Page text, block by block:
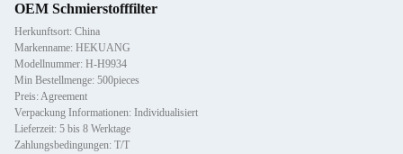
OEM Schmierstofffilter
Herkunftsort: China
Markenname: HEKUANG
Modellnummer: H-H9934
Min Bestellmenge: 500pieces
Preis: Agreement
Verpackung Informationen: Individualisiert
Lieferzeit: 5 bis 8 Werktage
Zahlungsbedingungen: T/T